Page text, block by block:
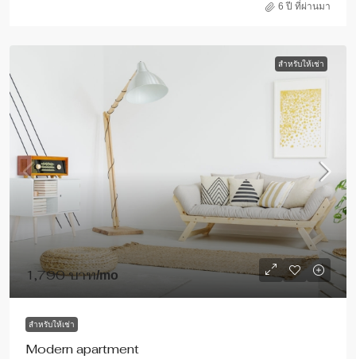
6 ปี ที่ผ่านมา
สำหรับให้เช่า
1,790 บาท/mo
สำหรับให้เช่า
Modern apartment